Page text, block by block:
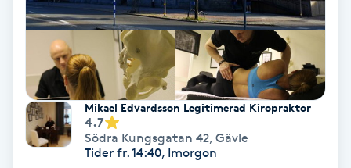
Klippning ungdom
Koppningsmassage
Kosmetisk tatuering
Kostrådgivning
Mikael Edvardsson Legitimerad Kiropraktor
4.7
Södra Kungsgatan 42, Gävle
Tider fr. 14:40, Imorgon